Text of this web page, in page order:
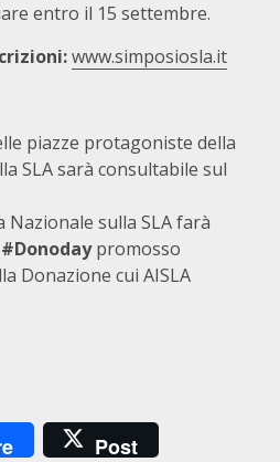
entro il 15 settembre.
www.simposiosla.it
piazze protagoniste della
SLA sarà consultabile sul
Nazionale sulla SLA farà
promosso
Donazione cui AISLA
Post